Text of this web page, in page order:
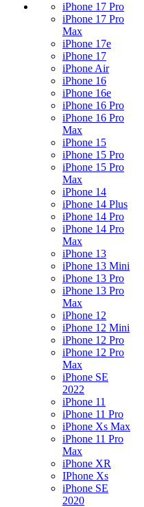
iPhone 17 Pro
iPhone 17 Pro
Max
iPhone 17e
iPhone 17
iPhone Air
iPhone 16
iPhone 16e
iPhone 16 Pro
iPhone 16 Pro
Max
iPhone 15
iPhone 15 Pro
iPhone 15 Pro
Max
iPhone 14
iPhone 14 Plus
iPhone 14 Pro
iPhone 14 Pro
Max
iPhone 13
iPhone 13 Mini
iPhone 13 Pro
iPhone 13 Pro
Max
iPhone 12
iPhone 12 Mini
iPhone 12 Pro
iPhone 12 Pro
Max
iPhone SE
2022
iPhone 11
iPhone 11 Pro
iPhone Xs Max
iPhone 11 Pro
Max
iPhone XR
IPhone Xs
iPhone SE
2020